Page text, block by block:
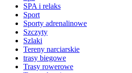
SPA i relaks
Sport
Sporty adrenalinowe
Szczyty
Szlaki
Tereny narciarskie
trasy biegowe
Trasy rowerowe